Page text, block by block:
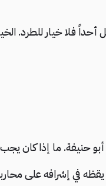
أحداً فلا خيار للطرد.
أبو حنيفة. ما إذا كان
في إشرافه على